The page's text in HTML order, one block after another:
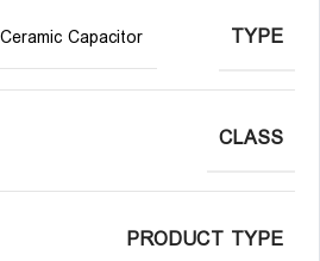
TYPE
Capacitor
CLASS
PRODUCT TYPE